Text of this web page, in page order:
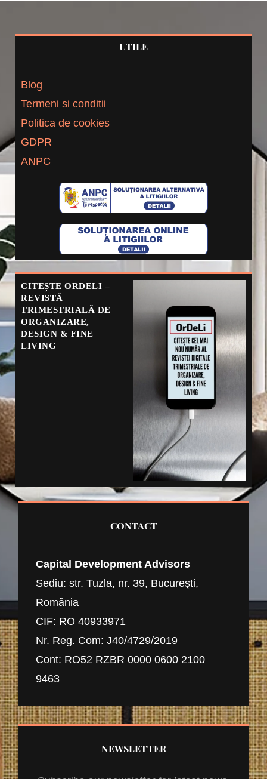
UTILE
Blog
Termeni si conditii
Politica de cookies
GDPR
ANPC
CITEȘTE ORDELI –
REVISTĂ
TRIMESTRIALĂ DE
ORGANIZARE,
DESIGN & FINE
LIVING
CONTACT
Capital Development Advisors
Sediu: str. Tuzla, nr. 39, Bucureşti,
România
CIF: RO 40933971
Nr. Reg. Com: J40/4729/2019
Cont: RO52 RZBR 0000 0600 2100
9463
NEWSLETTER